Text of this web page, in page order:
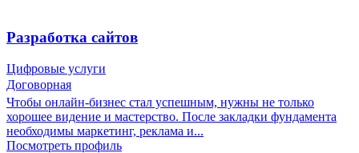
Разработка сайтов
Цифровые услуги
Договорная
Чтобы онлайн-бизнес стал успешным, нужны не только
хорошее видение и мастерство. После закладки фундамента
необходимы маркетинг, реклама и...
Посмотреть профиль